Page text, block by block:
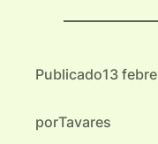
Publicado13
porTavares